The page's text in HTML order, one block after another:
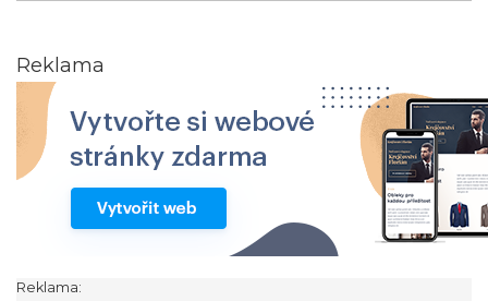
Reklama
Reklama: